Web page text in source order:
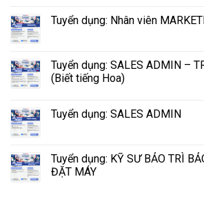
Tuyển dụng: Nhân viên
Tuyển dụng: SALES ADMIN –
(Biết tiếng Hoa)
Tuyển dụng: SALES ADMIN
Tuyển dụng: KỸ SƯ BẢO TRÌ
ĐẶT MÁY